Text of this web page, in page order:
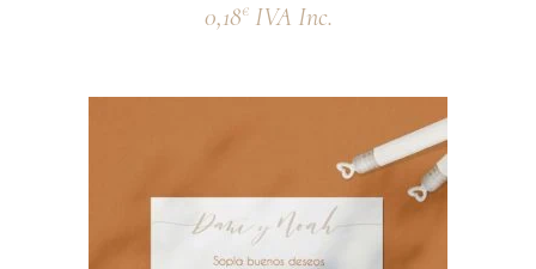
0,18€ IVA Inc.